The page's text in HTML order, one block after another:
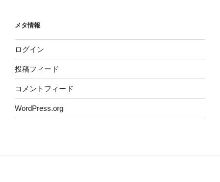
メタ情報
ログイン
投稿フィード
コメントフィード
WordPress.org